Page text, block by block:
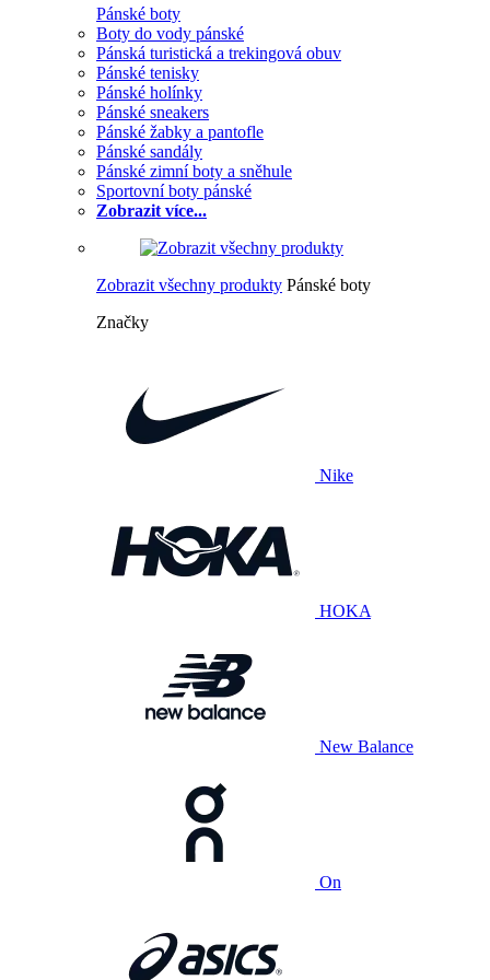
Pánské boty
Boty do vody pánské
Pánská turistická a trekingová obuv
Pánské tenisky
Pánské holínky
Pánské sneakers
Pánské žabky a pantofle
Pánské sandály
Pánské zimní boty a sněhule
Sportovní boty pánské
Zobrazit více...
Zobrazit všechny produkty Pánské boty
Značky
Nike
HOKA
New Balance
On